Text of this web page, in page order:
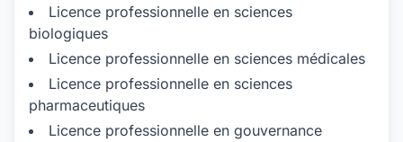
Licence professionnelle en sciences
biologiques
Licence professionnelle en sciences médicales
Licence professionnelle en sciences
pharmaceutiques
Licence professionnelle en gouvernance